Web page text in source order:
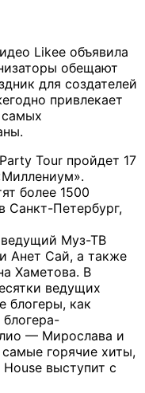
Likee объявила
обещают
для создателей
привлекает
Tour пройдет 17
более 1500
Санкт-Петербург,
ведущий Муз-ТВ
Анет Сай, а также
Хаметова. В
ведущих
блогеры, как
блогера-
— Мирослава и
горячие хиты,
выступит с